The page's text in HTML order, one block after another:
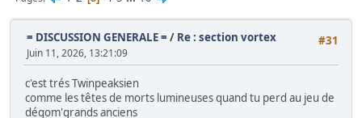
#31
= DISCUSSION GENERALE = / Re : section vortex
Juin 11, 2026, 13:21:09
c'est trés Twinpeaksien
comme les têtes de morts lumineuses quand tu perd au jeu de
dégom'grands anciens